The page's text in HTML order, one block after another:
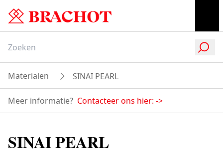
Materialen SINAI PEARL
Meer informatie? Contacteer ons hier: ->
SINAI PEARL